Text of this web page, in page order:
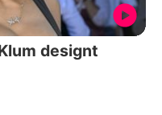
designt